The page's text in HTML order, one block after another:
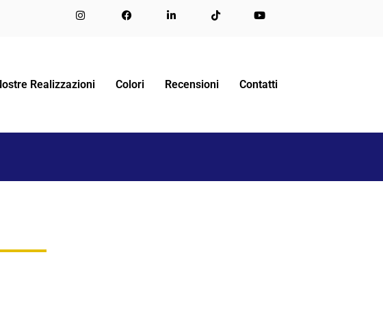
Realizzazioni Colori Recensioni Contatti